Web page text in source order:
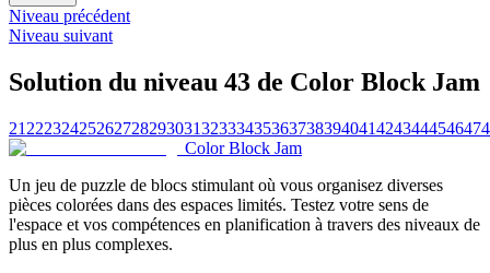
Niveau précédent
Niveau suivant
Solution du niveau 43 de Color Block Jam
21 2223242526272829303132333435363738394041424344454647
Color Block Jam
Un jeu de puzzle de blocs stimulant où vous organisez diverses
pièces colorées dans des espaces limités. Testez votre sens de
l'espace et vos compétences en planification à travers des niveaux de
plus en plus complexes.